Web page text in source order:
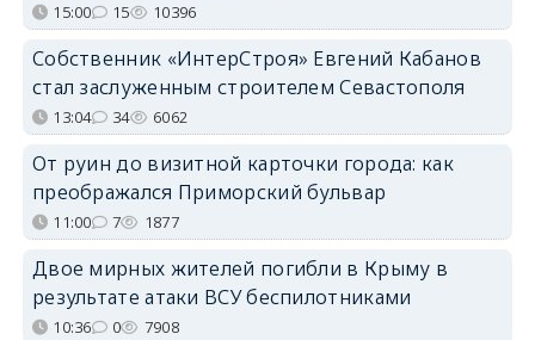
15:00 15 10396
Собственник «ИнтерСтроя» Евгений Кабанов
стал заслуженным строителем Севастополя
13:04 34 6062
От руин до визитной карточки города: как
преображался Приморский бульвар
11:00 7 1877
Двое мирных жителей погибли в Крыму в
результате атаки ВСУ беспилотниками
10:36 0 7908